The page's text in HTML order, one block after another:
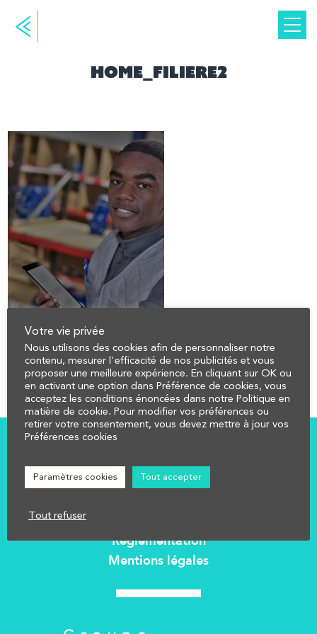
home_filiere2
CALCULER
Réglementation
Mentions légales
Votre vie privée
Nous utilisons des cookies afin de personnaliser notre
contenu, mesurer l'efficacité de nos publicités et vous
proposer une meilleure expérience. En cliquant sur OK ou
en activant une option dans Préférence de cookies, vous
acceptez les conditions énoncées dans notre Politique en
matière de cookie. Pour modifier vos préférences ou
retirer votre consentement, vous devez mettre à jour vos
Préférences cookies
Paramètres cookies Tout accepter
Tout refuser